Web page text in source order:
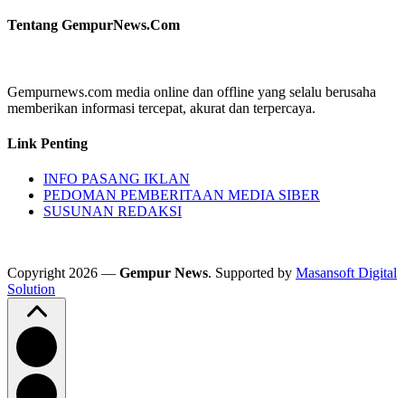
Tentang GempurNews.Com
Gempurnews.com media online dan offline yang selalu berusaha
memberikan informasi tercepat, akurat dan terpercaya.
Link Penting
INFO PASANG IKLAN
PEDOMAN PEMBERITAAN MEDIA SIBER
SUSUNAN REDAKSI
Copyright 2026 — Gempur News. Supported by Masansoft Digital
Solution